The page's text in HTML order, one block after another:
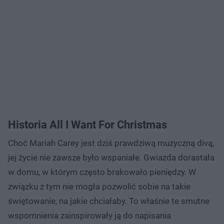
Historia All I Want For Christmas
Choć Mariah Carey jest dziś prawdziwą muzyczną divą,
jej życie nie zawsze było wspaniałe. Gwiazda dorastała
w domu, w którym często brakowało pieniędzy. W
związku z tym nie mogła pozwolić sobie na takie
świętowanie, na jakie chciałaby. To właśnie te smutne
wspomnienia zainspirowały ją do napisania